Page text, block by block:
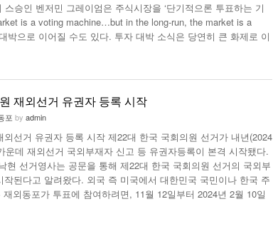
승인 벤저민 그레이엄은 주식시장을 ‘단기적으론 투표하는 기
is a voting machine…but in the long-run, the market is a
박으로 이어질 수도 있다. 투자 대박 소식은 당연히 큰 화제로 이
재외선거 유권자 등록 시작
포 by admin
선거 유권자 등록 시작 제22대 한국 국회의원 선거가 내년(2024
운데 재외선거 국외부재자 신고 등 유권자등록이 본격 시작됐다.
현 선거영사는 공문을 통해 제22대 한국 국회의원 선거의 국외부
된다고 알려왔다. 외국 즉 미국에서 대한민국 국민이나 한국 주
외동포가 투표에 참여하려면, 11월 12일부터 2024년 2월 10일